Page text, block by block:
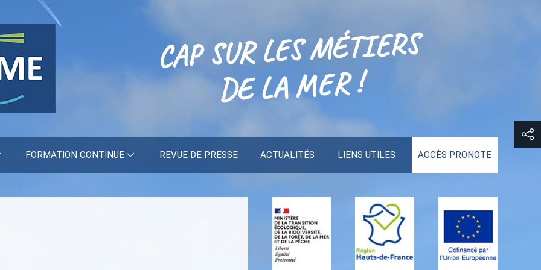
CAP SUR LES MÉTIERS
DE LA MER !
FORMATION CONTINUE REVUE DE PRESSE ACTUALITÉS LIENS UTILES ACCÈS PRONOTE